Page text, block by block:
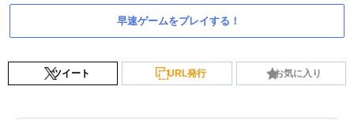
早速ゲームをプレイする！
ツイート URL発行 お気に入り